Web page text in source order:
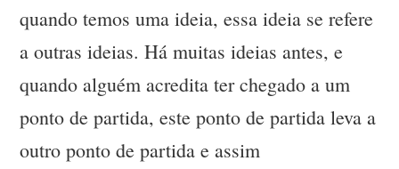
quando temos uma ideia, essa ideia se refere
a outras ideias. Há muitas ideias antes, e
quando alguém acredita ter chegado a um
ponto de partida, este ponto de partida leva a
outro ponto de partida e assim